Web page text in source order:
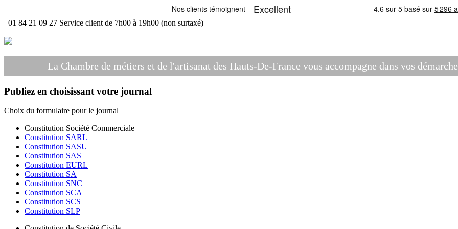
01 84 21 09 27 Service client de 7h00 à 19h00 (non surtaxé)
La Chambre de métiers et de l'artisanat des Hauts-De-France vous accompagne dans vos
Publiez en choisissant votre journal
Choix du formulaire pour le journal
Constitution Société Commerciale
Constitution SARL
Constitution SASU
Constitution SAS
Constitution EURL
Constitution SA
Constitution SNC
Constitution SCA
Constitution SCS
Constitution SLP